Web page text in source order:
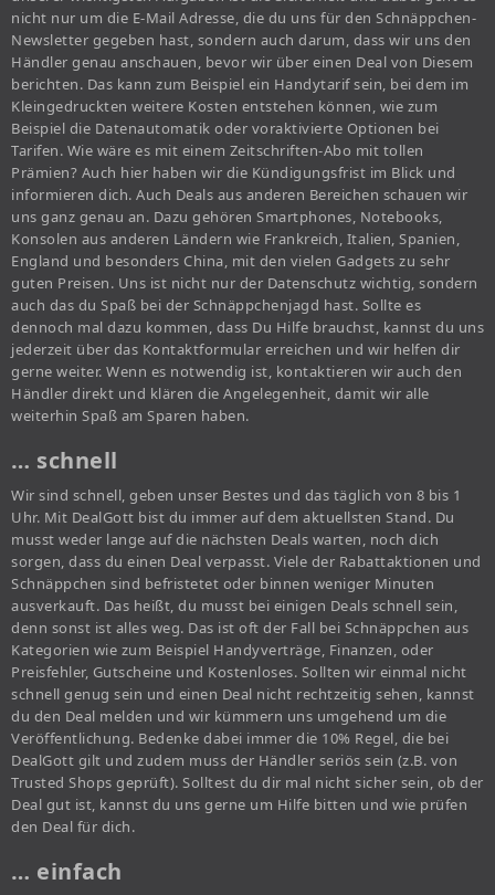
nicht nur um die E-Mail Adresse, die du uns für den Schnäppchen-
Newsletter gegeben hast, sondern auch darum, dass wir uns den
Händler genau anschauen, bevor wir über einen Deal von Diesem
berichten. Das kann zum Beispiel ein Handytarif sein, bei dem im
Kleingedruckten weitere Kosten entstehen können, wie zum
Beispiel die Datenautomatik oder voraktivierte Optionen bei
Tarifen. Wie wäre es mit einem Zeitschriften-Abo mit tollen
Prämien? Auch hier haben wir die Kündigungsfrist im Blick und
informieren dich. Auch Deals aus anderen Bereichen schauen wir
uns ganz genau an. Dazu gehören Smartphones, Notebooks,
Konsolen aus anderen Ländern wie Frankreich, Italien, Spanien,
England und besonders China, mit den vielen Gadgets zu sehr
guten Preisen. Uns ist nicht nur der Datenschutz wichtig, sondern
auch das du Spaß bei der Schnäppchenjagd hast. Sollte es
dennoch mal dazu kommen, dass Du Hilfe brauchst, kannst du uns
jederzeit über das Kontaktformular erreichen und wir helfen dir
gerne weiter. Wenn es notwendig ist, kontaktieren wir auch den
Händler direkt und klären die Angelegenheit, damit wir alle
weiterhin Spaß am Sparen haben.
… schnell
Wir sind schnell, geben unser Bestes und das täglich von 8 bis 1
Uhr. Mit DealGott bist du immer auf dem aktuellsten Stand. Du
musst weder lange auf die nächsten Deals warten, noch dich
sorgen, dass du einen Deal verpasst. Viele der Rabattaktionen und
Schnäppchen sind befristetet oder binnen weniger Minuten
ausverkauft. Das heißt, du musst bei einigen Deals schnell sein,
denn sonst ist alles weg. Das ist oft der Fall bei Schnäppchen aus
Kategorien wie zum Beispiel Handyverträge, Finanzen, oder
Preisfehler, Gutscheine und Kostenloses. Sollten wir einmal nicht
schnell genug sein und einen Deal nicht rechtzeitig sehen, kannst
du den Deal melden und wir kümmern uns umgehend um die
Veröffentlichung. Bedenke dabei immer die 10% Regel, die bei
DealGott gilt und zudem muss der Händler seriös sein (z.B. von
Trusted Shops geprüft). Solltest du dir mal nicht sicher sein, ob der
Deal gut ist, kannst du uns gerne um Hilfe bitten und wie prüfen
den Deal für dich.
… einfach